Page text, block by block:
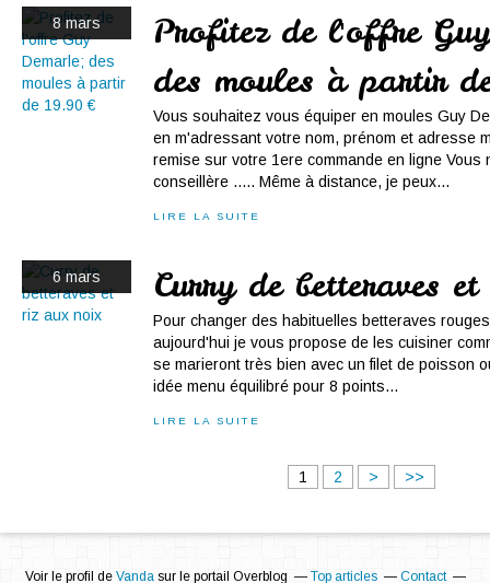
8 mars
Profitez de l'offre
des moules à partir
Vous souhaitez vous équiper en moules Guy
en m'adressant votre nom, prénom et adresse
remise sur votre 1ere commande en ligne Vous
conseillère ..... Même à distance, je peux...
LIRE LA SUITE
6 mars Curry de betteraves
Pour changer des habituelles betteraves
aujourd'hui je vous propose de les cuisiner
se marieront très bien avec un filet de poisson
idée menu équilibré pour 8 points...
LIRE LA SUITE
1 2 > >>
Voir le profil de Vandasur le portail Overblog Top articles
Contact